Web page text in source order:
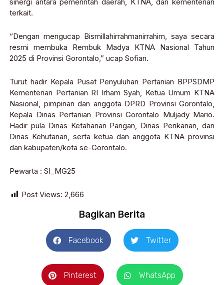
sinergi antara pemerintah daerah, KTNA, dan kementerian
terkait.
“Dengan mengucap Bismillahirrahmanirrahim, saya secara
resmi membuka Rembuk Madya KTNA Nasional Tahun
2025 di Provinsi Gorontalo,” ucap Sofian.
Turut hadir Kepala Pusat Penyuluhan Pertanian BPPSDMP
Kementerian Pertanian RI Irham Syah, Ketua Umum KTNA
Nasional, pimpinan dan anggota DPRD Provinsi Gorontalo,
Kepala Dinas Pertanian Provinsi Gorontalo Muljady Mario.
Hadir pula Dinas Ketahanan Pangan, Dinas Perikanan, dan
Dinas Kehutanan, serta ketua dan anggota KTNA provinsi
dan kabupaten/kota se-Gorontalo.
Pewarta : SI_MG25
Post Views: 2,666
Bagikan Berita
Facebook Twitter
Pinterest WhatsApp